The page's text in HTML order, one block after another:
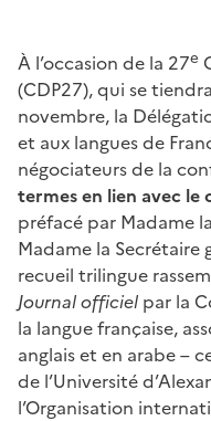
À l’occasion de la 27e
(CDP27), qui se
novembre, la
et aux langues de
négociateurs de la
termes en lien avec
préfacé par Madame
Madame la Secrétaire
recueil trilingue
Journal officiel par la
la langue française,
anglais et en arabe –
de l’Université
l’Organisation